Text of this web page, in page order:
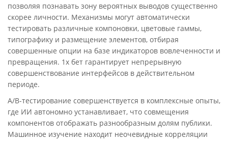
позволяя познавать зону вероятных выводов существенно
скорее личности. Механизмы могут автоматически
тестировать различные компоновки, цветовые гаммы,
типографику и размещение элементов, отбирая
совершенные опции на базе индикаторов вовлеченности и
превращения. 1х бет гарантирует непрерывную
совершенствование интерфейсов в действительном
периоде.
A/B-тестирование совершенствуется в комплексные опыты,
где ИИ автономно устанавливает, что совмещения
компонентов отображать разнообразным долям публики.
Машинное изучение находит неочевидные корреляции